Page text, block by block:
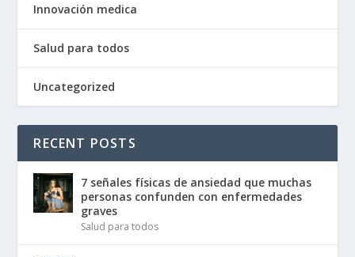
Innovación medica
Salud para todos
Uncategorized
RECENT POSTS
7 señales físicas de ansiedad que muchas
personas confunden con enfermedades
graves
Salud para todos